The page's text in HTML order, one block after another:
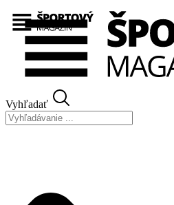
Preskočiť
na
obsah
Vyhľadať